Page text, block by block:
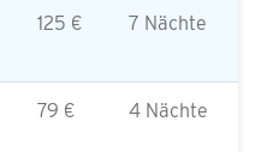
125 € 7 Nächte
79 € 4 Nächte